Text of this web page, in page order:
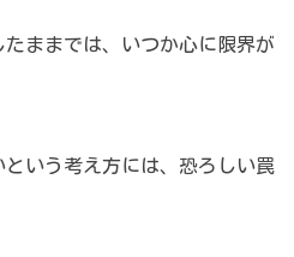
ままでは、いつか心に限界が
いう考え方には、恐ろしい罠